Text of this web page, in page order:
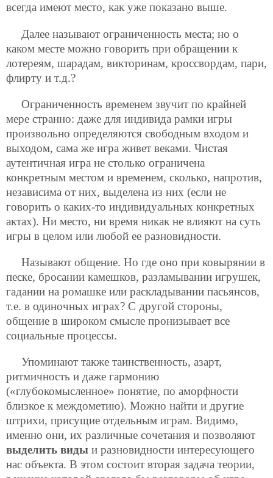
всегда имеют место, как уже показано выше.
Далее называют ограниченность места; но о
каком месте можно говорить при обращении к
лотереям, шарадам, викторинам, кроссвордам, пари,
флирту и т.д.?
Ограниченность временем звучит по крайней
мере странно: даже для индивида рамки игры
произвольно определяются свободным входом и
выходом, сама же игра живет веками. Чистая
аутентичная игра не столько ограничена
конкретным местом и временем, сколько, напротив,
независима от них, выделена из них (если не
говорить о каких-то индивидуальных конкретных
актах). Ни место, ни время никак не влияют на суть
игры в целом или любой ее разновидности.
Называют общение. Но где оно при ковырянии в
песке, бросании камешков, разламывании игрушек,
гадании на ромашке или раскладывании пасьянсов,
т.е. в одиночных играх? С другой стороны,
общение в широком смысле пронизывает все
социальные процессы.
Упоминают также таинственность, азарт,
ритмичность и даже гармонию
(«глубокомысленное» понятие, по аморфности
близкое к междометию). Можно найти и другие
штрихи, присущие отдельным играм. Видимо,
именно они, их различные сочетания и позволяют
выделить виды и разновидности интересующего
нас объекта. В этом состоит вторая задача теории,